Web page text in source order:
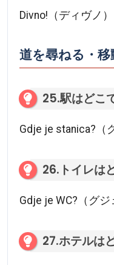
Divno!（ディヴノ）
道を尋ねる・移
25.駅はどこ
Gdje je stanica?（
26.トイレは
Gdje je WC?（グ
27.ホテルは